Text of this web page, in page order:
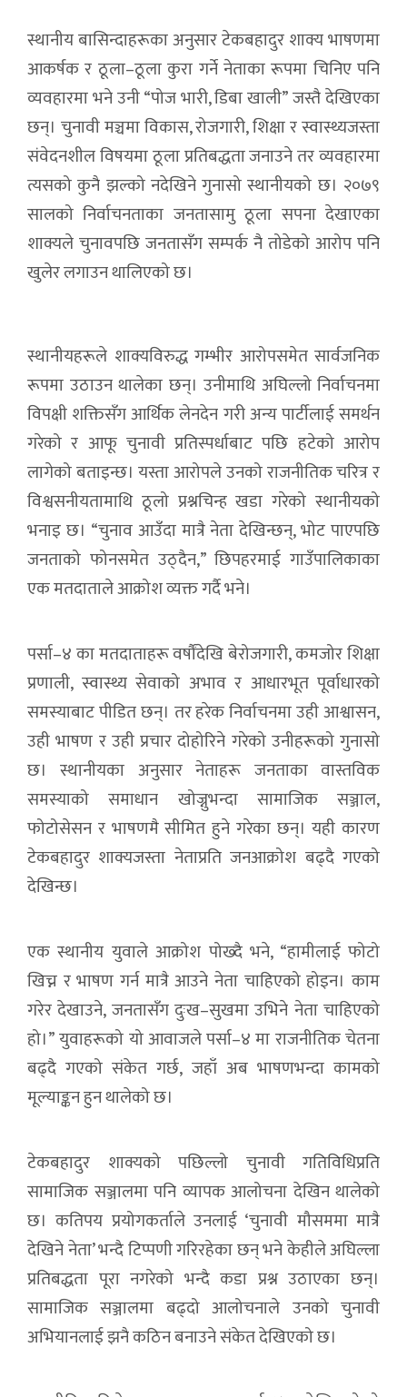
स्थानीय बासिन्दाहरूका अनुसार टेकबहादुर शाक्य भाषणमा
आकर्षक र ठूला–ठूला कुरा गर्ने नेताका रूपमा चिनिए पनि
व्यवहारमा भने उनी “पोज भारी, डिबा खाली” जस्तै देखिएका
छन्। चुनावी मञ्चमा विकास, रोजगारी, शिक्षा र स्वास्थ्यजस्ता
संवेदनशील विषयमा ठूला प्रतिबद्धता जनाउने तर व्यवहारमा
त्यसको कुनै झल्को नदेखिने गुनासो स्थानीयको छ। २०७९
सालको निर्वाचनताका जनतासामु ठूला सपना देखाएका
शाक्यले चुनावपछि जनतासँग सम्पर्क नै तोडेको आरोप पनि
खुलेर लगाउन थालिएको छ।
स्थानीयहरूले शाक्यविरुद्ध गम्भीर आरोपसमेत सार्वजनिक
रूपमा उठाउन थालेका छन्। उनीमाथि अघिल्लो निर्वाचनमा
विपक्षी शक्तिसँग आर्थिक लेनदेन गरी अन्य पार्टीलाई समर्थन
गरेको र आफू चुनावी प्रतिस्पर्धाबाट पछि हटेको आरोप
लागेको बताइन्छ। यस्ता आरोपले उनको राजनीतिक चरित्र र
विश्वसनीयतामाथि ठूलो प्रश्नचिन्ह खडा गरेको स्थानीयको
भनाइ छ। “चुनाव आउँदा मात्रै नेता देखिन्छन्, भोट पाएपछि
जनताको फोनसमेत उठ्दैन,” छिपहरमाई गाउँपालिकाका
एक मतदाताले आक्रोश व्यक्त गर्दै भने।
पर्सा–४ का मतदाताहरू वर्षौंदेखि बेरोजगारी, कमजोर शिक्षा
प्रणाली, स्वास्थ्य सेवाको अभाव र आधारभूत पूर्वाधारको
समस्याबाट पीडित छन्। तर हरेक निर्वाचनमा उही आश्वासन,
उही भाषण र उही प्रचार दोहोरिने गरेको उनीहरूको गुनासो
छ। स्थानीयका अनुसार नेताहरू जनताका वास्तविक
समस्याको समाधान खोज्नुभन्दा सामाजिक सञ्जाल,
फोटोसेसन र भाषणमै सीमित हुने गरेका छन्। यही कारण
टेकबहादुर शाक्यजस्ता नेताप्रति जनआक्रोश बढ्दै गएको
देखिन्छ।
एक स्थानीय युवाले आक्रोश पोख्दै भने, “हामीलाई फोटो
खिच्न र भाषण गर्न मात्रै आउने नेता चाहिएको होइन। काम
गरेर देखाउने, जनतासँग दुःख–सुखमा उभिने नेता चाहिएको
हो।” युवाहरूको यो आवाजले पर्सा–४ मा राजनीतिक चेतना
बढ्दै गएको संकेत गर्छ, जहाँ अब भाषणभन्दा कामको
मूल्याङ्कन हुन थालेको छ।
टेकबहादुर शाक्यको पछिल्लो चुनावी गतिविधिप्रति
सामाजिक सञ्जालमा पनि व्यापक आलोचना देखिन थालेको
छ। कतिपय प्रयोगकर्ताले उनलाई ‘चुनावी मौसममा मात्रै
देखिने नेता’ भन्दै टिप्पणी गरिरहेका छन् भने केहीले अघिल्ला
प्रतिबद्धता पूरा नगरेको भन्दै कडा प्रश्न उठाएका छन्।
सामाजिक सञ्जालमा बढ्दो आलोचनाले उनको चुनावी
अभियानलाई झनै कठिन बनाउने संकेत देखिएको छ।